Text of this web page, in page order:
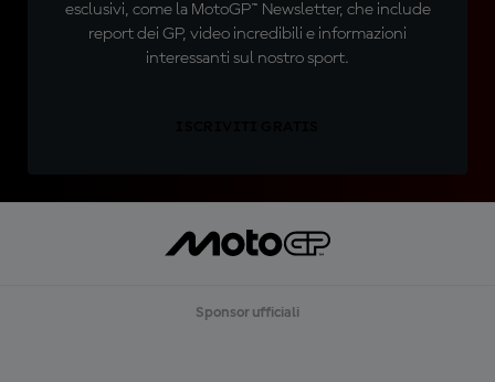
esclusivi, come la MotoGP™ Newsletter, che include
report dei GP, video incredibili e informazioni
interessanti sul nostro sport.
Sponsor ufficiali